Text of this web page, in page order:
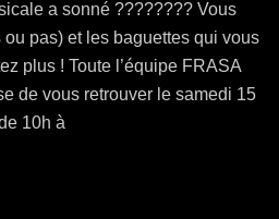
a sonné ???????? Vous
pas) et les baguettes qui vous
plus ! Toute l’équipe FRASA
de vous retrouver le samedi 15
10h à